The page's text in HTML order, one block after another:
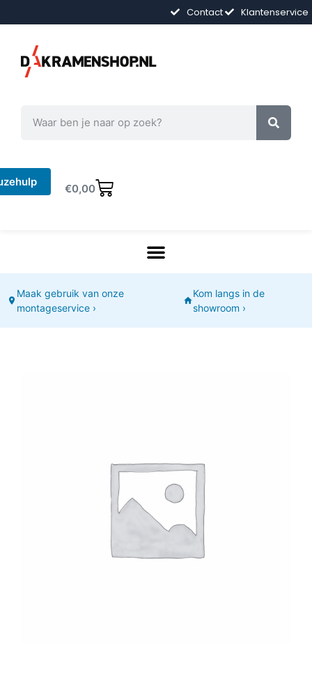
Contact Klantenservice
€0,00
Maak gebruik van onze
montageservice ›
Kom langs in de
showroom ›